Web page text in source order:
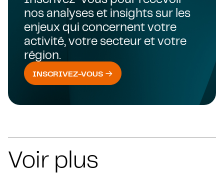
nos analyses et insights sur les
enjeux qui concernent votre
activité, votre secteur et votre
région.
INSCRIVEZ-VOUS
Voir plus